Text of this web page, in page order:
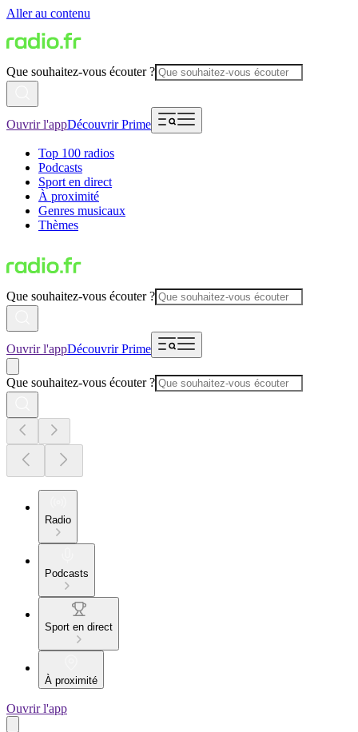
Aller au contenu
Que souhaitez-vous écouter ?
Ouvrir l'appDécouvrir Prime
Top 100 radios
Podcasts
Sport en direct
À proximité
Genres musicaux
Thèmes
Que souhaitez-vous écouter ?
Ouvrir l'appDécouvrir Prime
Que souhaitez-vous écouter ?
Radio
Podcasts
Sport en direct
À proximité
Ouvrir l'app